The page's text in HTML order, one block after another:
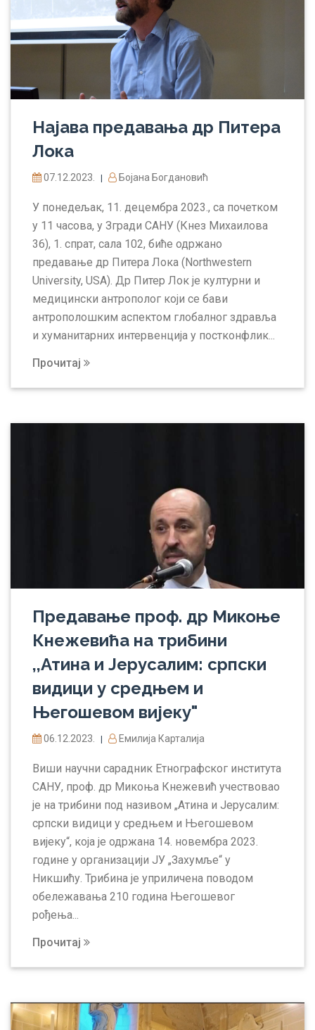
Најава предавања др Питера
Лока
07.12.2023. | Бојана Богдановић
У понедељак, 11. децембра 2023., са почетком
у 11 часова, у Згради САНУ (Кнез Михаилова
36), 1. спрат, сала 102, биће одржано
предавање др Питера Лока (Northwestern
University, USA). Др Питер Лок је културни и
медицински антрополог који се бави
антрополошким аспектом глобалног здравља
и хуманитарних интервенција у постконфлик...
Прочитај
Предавање проф. др Микоње
Кнежевића на трибини
,,Атина и Јерусалим: српски
видици у средњем и
Његошевом вијеку"
06.12.2023. | Емилија Карталија
Виши научни сарадник Етнографског института
САНУ, проф. др Микоња Кнежевић учествовао
је на трибини под називом „Атина и Јерусалим:
српски видици у средњем и Његошевом
вијеку“, која је одржана 14. новембра 2023.
године у организацији ЈУ „Захумље“ у
Никшићу. Трибина је уприличена поводом
обележавања 210 година Његошевог
рођења...
Прочитај